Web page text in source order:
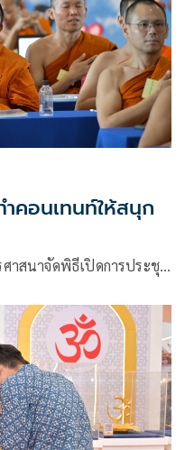
คอนเทนท์ให้สนุก
ศาสนาจัดพิธีเปิดการประชุ…